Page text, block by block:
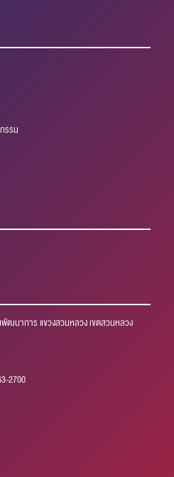
รรม
นาการ แขวงสวนหลวง เขตสวนหลวง
2700